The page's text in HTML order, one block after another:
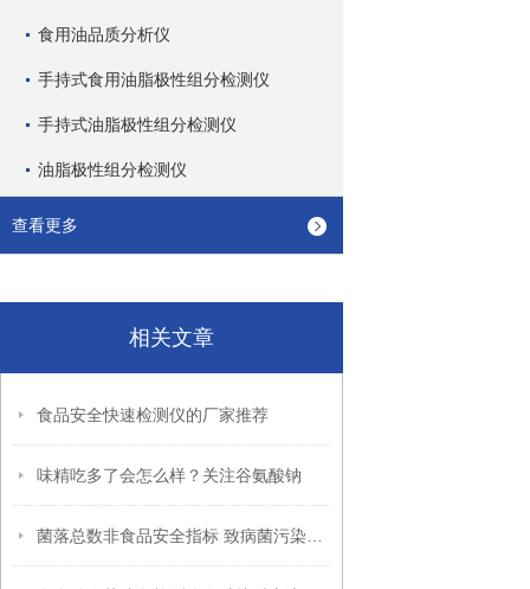
食用油品质分析仪
手持式食用油脂极性组分检测仪
手持式油脂极性组分检测仪
油脂极性组分检测仪
查看更多
相关文章
食品安全快速检测仪的厂家推荐
味精吃多了会怎么样？关注谷氨酸钠